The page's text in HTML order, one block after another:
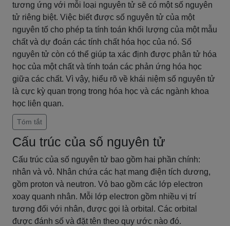
tương ứng với mỗi loại nguyên tử sẽ có một số nguyên
tử riêng biệt. Việc biết được số nguyên tử của một
nguyên tố cho phép ta tính toán khối lượng của một mẫu
chất và dự đoán các tính chất hóa học của nó. Số
nguyên tử còn có thể giúp ta xác định được phân tử hóa
học của một chất và tính toán các phản ứng hóa học
giữa các chất. Vì vậy, hiểu rõ về khái niệm số nguyên tử
là cực kỳ quan trọng trong hóa học và các ngành khoa
học liên quan.
Tóm tắt
Cấu trúc của số nguyên tử
Cấu trúc của số nguyên tử bao gồm hai phần chính:
nhân và vỏ. Nhân chứa các hạt mang điện tích dương,
gồm proton và neutron. Vỏ bao gồm các lớp electron
xoay quanh nhân. Mỗi lớp electron gồm nhiều vị trí
tương đối với nhân, được gọi là orbital. Các orbital
được đánh số và đặt tên theo quy ước nào đó.